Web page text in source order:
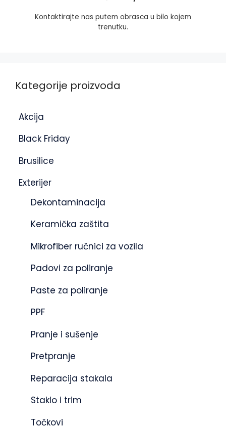
Kontaktirajte nas putem obrasca u bilo kojem
trenutku.
Kategorije proizvoda
Akcija
Black Friday
Brusilice
Exterijer
Dekontaminacija
Keramička zaštita
Mikrofiber ručnici za vozila
Padovi za poliranje
Paste za poliranje
PPF
Pranje i sušenje
Pretpranje
Reparacija stakala
Staklo i trim
Točkovi